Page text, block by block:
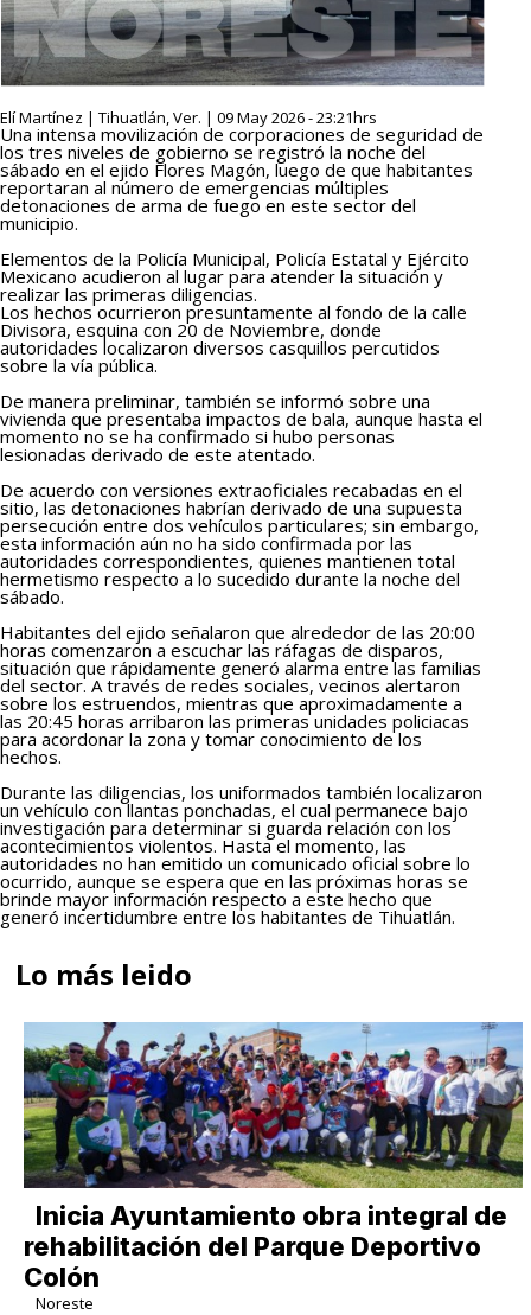
Elí Martínez | Tihuatlán, Ver. | 09 May 2026 - 23:21hrs
Una intensa movilización de corporaciones de seguridad de
los tres niveles de gobierno se registró la noche del
sábado en el ejido Flores Magón, luego de que habitantes
reportaran al número de emergencias múltiples
detonaciones de arma de fuego en este sector del
municipio.
Elementos de la Policía Municipal, Policía Estatal y Ejército
Mexicano acudieron al lugar para atender la situación y
realizar las primeras diligencias.
Los hechos ocurrieron presuntamente al fondo de la calle
Divisora, esquina con 20 de Noviembre, donde
autoridades localizaron diversos casquillos percutidos
sobre la vía pública.
De manera preliminar, también se informó sobre una
vivienda que presentaba impactos de bala, aunque hasta el
momento no se ha confirmado si hubo personas
lesionadas derivado de este atentado.
De acuerdo con versiones extraoficiales recabadas en el
sitio, las detonaciones habrían derivado de una supuesta
persecución entre dos vehículos particulares; sin embargo,
esta información aún no ha sido confirmada por las
autoridades correspondientes, quienes mantienen total
hermetismo respecto a lo sucedido durante la noche del
sábado.
Habitantes del ejido señalaron que alrededor de las 20:00
horas comenzaron a escuchar las ráfagas de disparos,
situación que rápidamente generó alarma entre las familias
del sector. A través de redes sociales, vecinos alertaron
sobre los estruendos, mientras que aproximadamente a
las 20:45 horas arribaron las primeras unidades policiacas
para acordonar la zona y tomar conocimiento de los
hechos.
Durante las diligencias, los uniformados también localizaron
un vehículo con llantas ponchadas, el cual permanece bajo
investigación para determinar si guarda relación con los
acontecimientos violentos. Hasta el momento, las
autoridades no han emitido un comunicado oficial sobre lo
ocurrido, aunque se espera que en las próximas horas se
brinde mayor información respecto a este hecho que
generó incertidumbre entre los habitantes de Tihuatlán.
Lo más leido
Inicia Ayuntamiento obra integral de
rehabilitación del Parque Deportivo
Colón
Noreste